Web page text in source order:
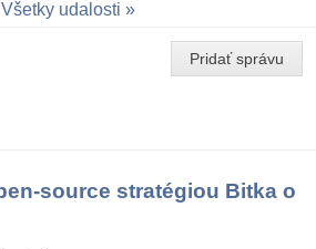
Všetky udalosti
Pridať správu
source stratégiou Bitka o